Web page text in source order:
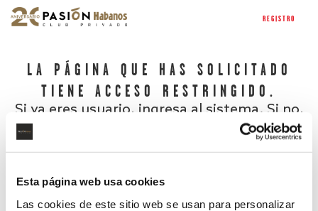
Esta página web usa cookies
Las cookies de este sitio web se usan para personalizar
REGISTRO
LA PÁGINA QUE HAS SOLICITADO
TIENE ACCESO RESTRINGIDO.
Si ya eres usuario, ingresa al sistema. Si no,